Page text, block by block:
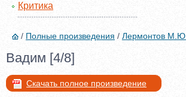
Критика
/ Полные произведения / Лермонтов М.Ю.
Вадим [4/8]
Скачать полное произведение